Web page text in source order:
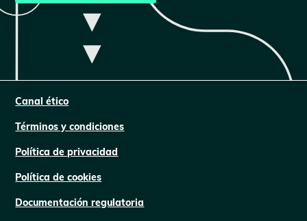
Canal ético
Términos y condiciones
Política de privacidad
Política de cookies
Documentación regulatoria